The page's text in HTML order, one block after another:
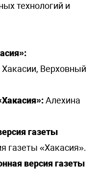
технологий и
Верховный
Алехина
газеты
газеты «Хакасия».
версия газеты